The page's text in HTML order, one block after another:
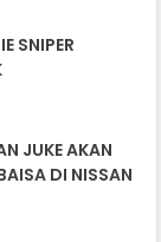
SNIPER
JUKE AKAN
DI NISSAN